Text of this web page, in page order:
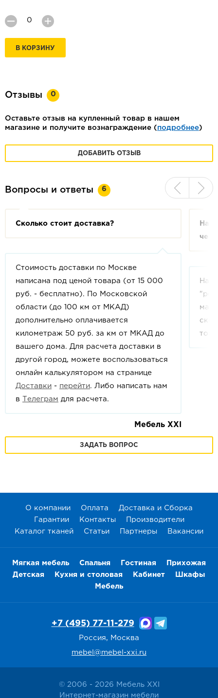
В КОРЗИНУ
Отзывы 0
Оставьте отзыв на купленный товар в нашем
магазине и получите вознаграждение (подробнее)
ДОБАВИТЬ ОТЗЫВ
Вопросы и ответы 6
Сколько стоит доставка?
Стоимость доставки по Москве
написана под ценой товара (от 15 000
руб. - бесплатно). По Московской
области (до 100 км от МКАД)
дополнительно оплачивается
километраж 50 руб. за км от МКАД до
вашего дома. Для расчета доставки в
другой город, можете воспользоваться
онлайн калькулятором на странице
Доставки - перейти . Либо написать нам
в Телеграм для расчета.
Мебель XXI
На
чем
На
ЗАДАТЬ ВОПРОС
О компании Оплата
Доставка и Сборка
Гарантии
Контакты
Производители
Каталог тканей
Статьи Партнеры Вакансии
Мягкая мебель Спальня Гостиная
Прихожая
Детская
Кухня и столовая Кабинет
Шкафы
Мебель
© 2006 - 2026 Мебель XXI
Интернет-магазин мебели
+7 (495) 77-11-279
Россия, Москва
mebel@mebel-xxi.ru